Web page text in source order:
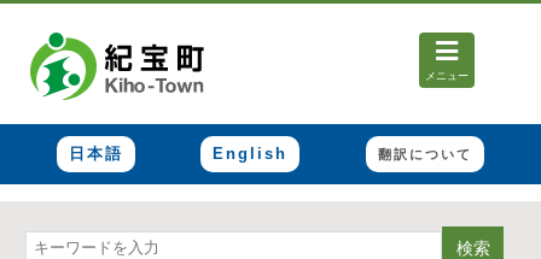
メニュー
日本語 English 翻訳について
検索